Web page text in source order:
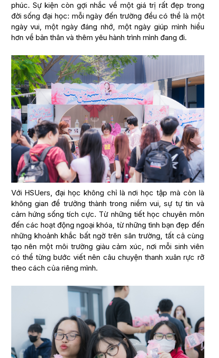
phúc. Sự kiện còn gợi nhắc về một giá trị rất đẹp trong
đời sống đại học: mỗi ngày đến trường đều có thể là một
ngày vui, một ngày đáng nhớ, một ngày giúp mình hiểu
hơn về bản thân và thêm yêu hành trình mình đang đi.
Với HSUers, đại học không chỉ là nơi học tập mà còn là
không gian để trưởng thành trong niềm vui, sự tự tin và
cảm hứng sống tích cực. Từ những tiết học chuyên môn
đến các hoạt động ngoại khóa, từ những tình bạn đẹp đến
những khoảnh khắc bất ngờ trên sân trường, tất cả cùng
tạo nên một môi trường giàu cảm xúc, nơi mỗi sinh viên
có thể từng bước viết nên câu chuyện thanh xuân rực rỡ
theo cách của riêng mình.